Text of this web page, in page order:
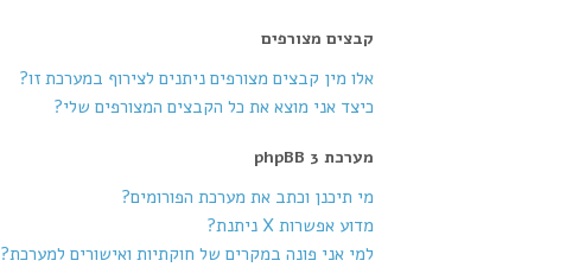
קבצים מצורפים
אלו מין קבצים מצורפים ניתנים לצירוף במערכת זו?
כיצד אני מוצא את כל הקבצים המצורפים שלי?
מערכת phpBB 3
מי תיכנן וכתב את מערכת הפורומים?
מדוע אפשרות X ניתנת?
למי אני פונה במקרים של חוקתיות ואישורים למערכת?